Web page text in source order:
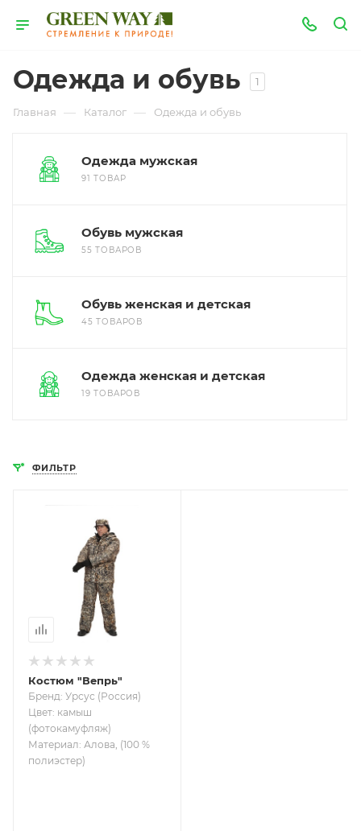
Одежда и обувь 1
Главная — Каталог — Одежда и обувь
Одежда мужская
91 ТОВАР
Обувь мужская
55 ТОВАРОВ
Обувь женская и детская
45 ТОВАРОВ
Одежда женская и детская
19 ТОВАРОВ
ФИЛЬТР
Костюм "Вепрь"
Бренд: Урсус (Россия)
Цвет: камыш
(фотокамуфляж)
Материал: Алова, (100 %
полиэстер)